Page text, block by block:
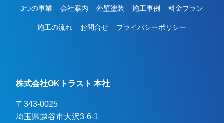
3つの事業 会社案内 外壁塗装 施工事例 料金プラン
施工の流れ お問合せ プライバシーポリシー
株式会社OKトラスト 本社
〒343-0025
埼玉県越谷市大沢3-6-1